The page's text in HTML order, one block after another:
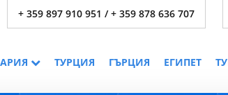
ТУРЦИЯ ГЪРЦИЯ ЕГИПЕТ
+ 359 897 910 951 / + 359 878 636 707